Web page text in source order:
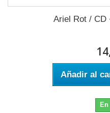
Ariel Rot / CD
Añadir al